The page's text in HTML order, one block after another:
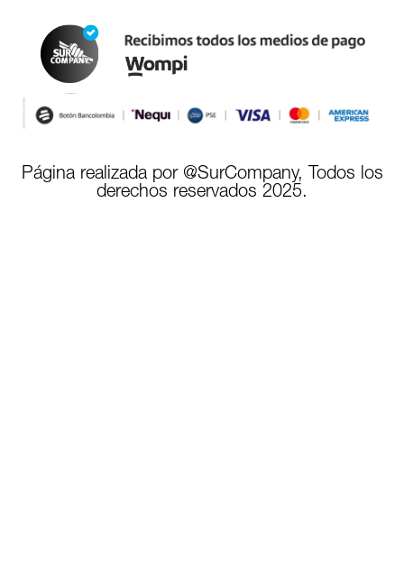
Página realizada por @SurCompany, Todos los
derechos reservados 2025.